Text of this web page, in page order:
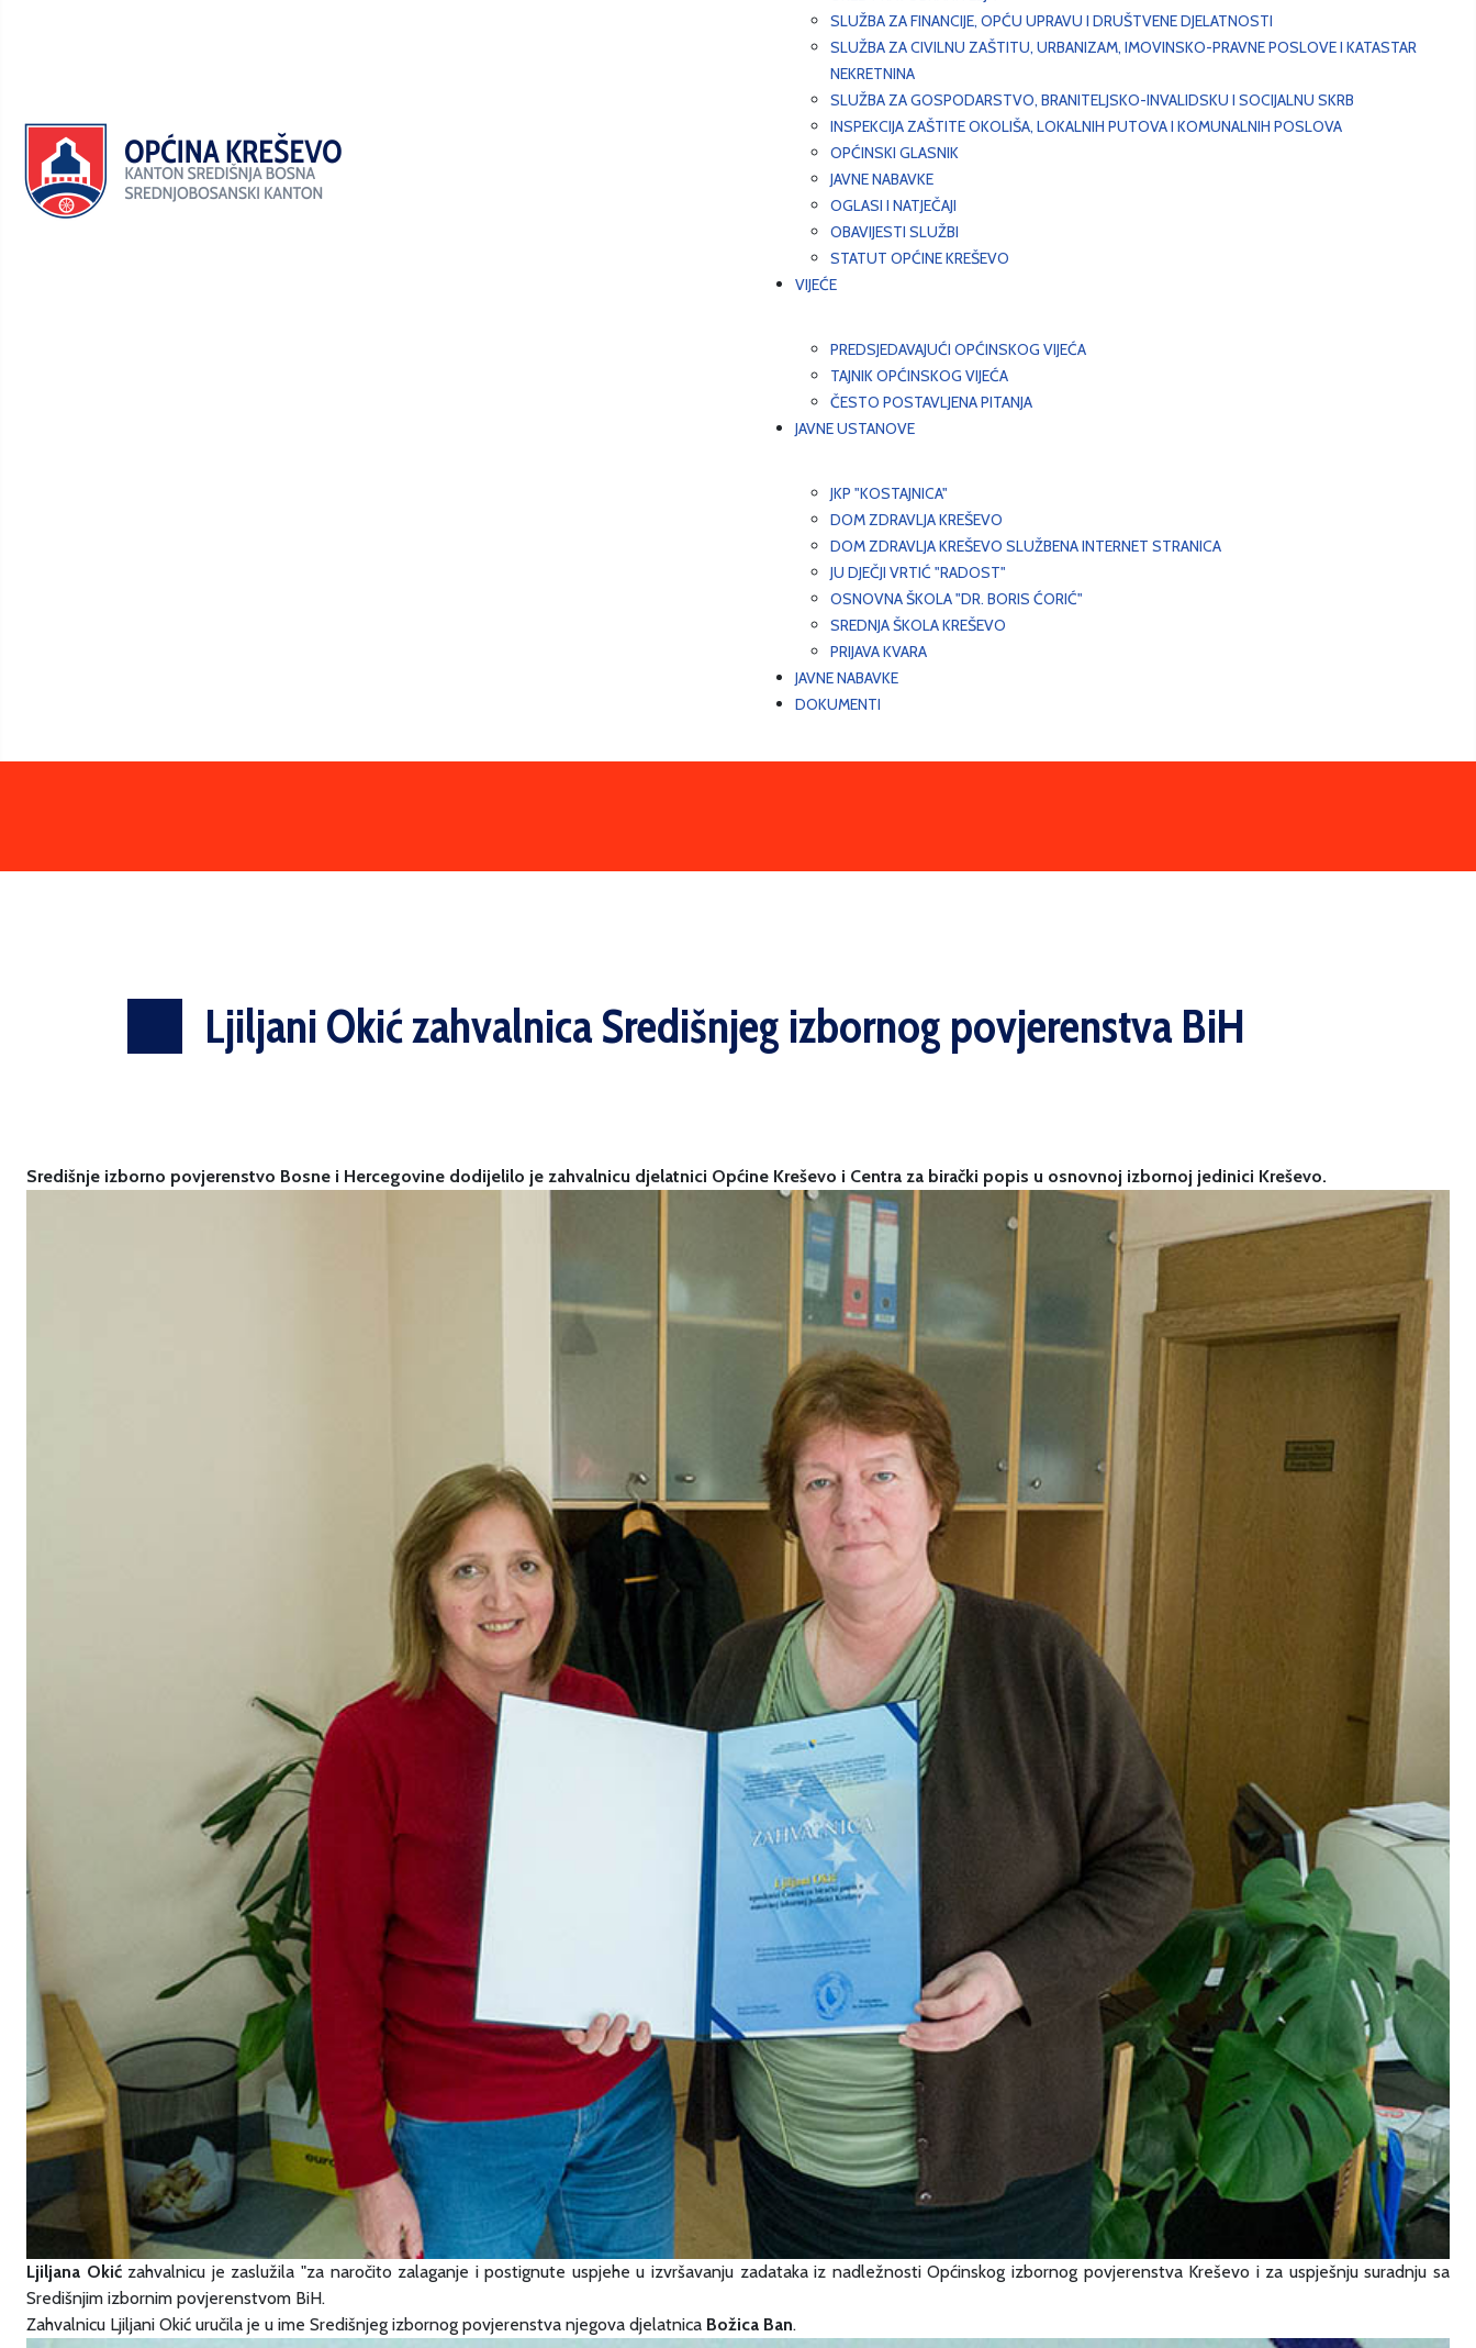
SLUŽBA ZA FINANCIJE, OPĆU UPRAVU I DRUŠTVENE DJELATNOSTI
SLUŽBA ZA CIVILNU ZAŠTITU, URBANIZAM, IMOVINSKO-PRAVNE POSLOVE I KATASTAR
NEKRETNINA
SLUŽBA ZA GOSPODARSTVO, BRANITELJSKO-INVALIDSKU I SOCIJALNU SKRB
INSPEKCIJA ZAŠTITE OKOLIŠA, LOKALNIH PUTOVA I KOMUNALNIH POSLOVA
OPĆINSKI GLASNIK
JAVNE NABAVKE
OGLASI I NATJEČAJI
OBAVIJESTI SLUŽBI
STATUT OPĆINE KREŠEVO
VIJEĆE
PREDSJEDAVAJUĆI OPĆINSKOG VIJEĆA
TAJNIK OPĆINSKOG VIJEĆA
ČESTO POSTAVLJENA PITANJA
JAVNE USTANOVE
JKP "KOSTAJNICA"
DOM ZDRAVLJA KREŠEVO
DOM ZDRAVLJA KREŠEVO SLUŽBENA INTERNET STRANICA
JU DJEČJI VRTIĆ "RADOST"
OSNOVNA ŠKOLA "DR. BORIS ĆORIĆ"
SREDNJA ŠKOLA KREŠEVO
PRIJAVA KVARA
JAVNE NABAVKE
DOKUMENTI
Ljiljani Okić zahvalnica Središnjeg izbornog povjerenstva BiH
Središnje izborno povjerenstvo Bosne i Hercegovine dodijelilo je zahvalnicu djelatnici Općine Kreševo i Centra za birački popis u osnovnoj izbornoj jedinici Kreševo.
Ljiljana Okićzahvalnicu je zaslužila "za naročito zalaganje i postignute uspjehe u izvršavanju zadataka iz nadležnosti Općinskog izbornog povjerenstva Kreševo i za uspješnju suradnju sa
Središnjim izbornim povjerenstvom BiH.
Zahvalnicu Ljiljani Okić uručila je u ime Središnjeg izbornog povjerenstva njegova djelatnica Božica Ban.